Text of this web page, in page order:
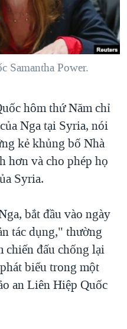
GAZA
'BÊN THẮNG CUỘC'
NAM
VIỆT NAM
HẢI SÂM
TỪ NÔNG THÔN MỸ
Samantha Power.
hôm thứ Năm chỉ
Nga tại Syria, nói
kẻ khủng bố Nhà
hơn và cho phép họ
Syria.
bắt đầu vào ngày
tác dụng," thường
chiến đấu chống lại
biểu trong một
an Liên Hiệp Quốc